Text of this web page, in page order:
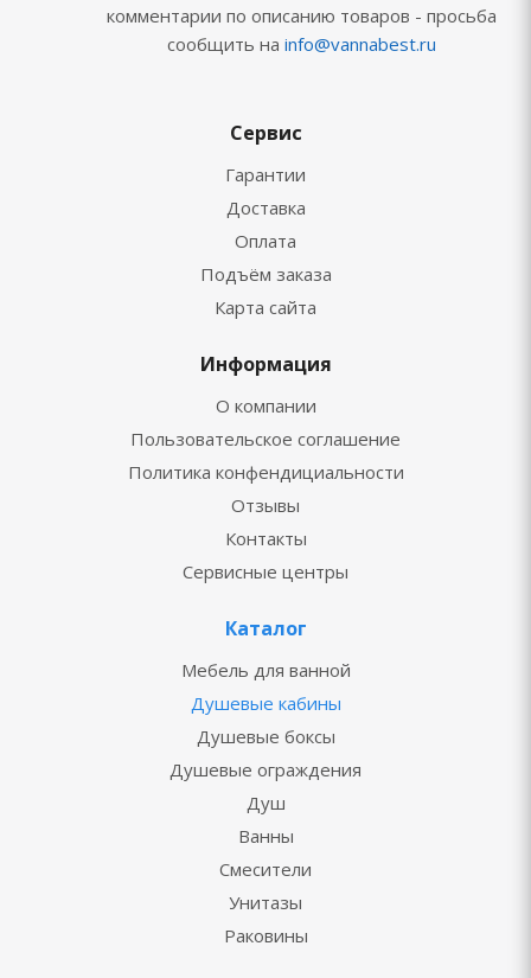
комментарии по описанию товаров - просьба
сообщить на info@vannabest.ru
Сервис
Гарантии
Доставка
Оплата
Подъём заказа
Карта сайта
Информация
О компании
Пользовательское соглашение
Политика конфендициальности
Отзывы
Контакты
Сервисные центры
Каталог
Мебель для ванной
Душевые кабины
Душевые боксы
Душевые ограждения
Душ
Ванны
Смесители
Унитазы
Раковины